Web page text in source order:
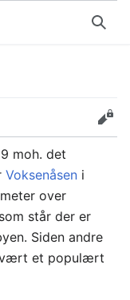
Søk
Rediger
moh. det
Voksenåsen i
over
som står der er
Siden andre
vært et populært